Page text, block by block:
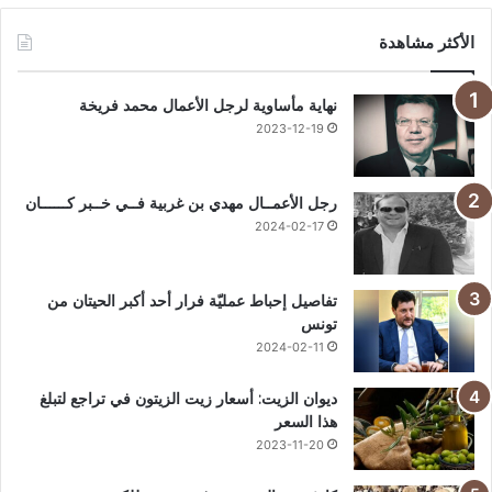
الأكثر مشاهدة
نهاية مأساوية لرجل الأعمال محمد فريخة
2023-12-19
رجل الأعمــال مهدي بن غربية فــي خــبر كــــــان
2024-02-17
تفاصيل إحباط عمليّة فرار أحد أكبر الحيتان من
تونس
2024-02-11
ديوان الزيت: أسعار زيت الزيتون في تراجع لتبلغ
هذا السعر
2023-11-20